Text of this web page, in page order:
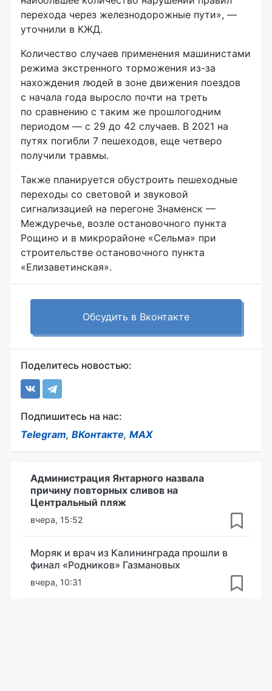
перехода через железнодорожные пути», —
уточнили в КЖД.
Количество случаев применения машинистами
режима экстренного торможения из-за
нахождения людей в зоне движения поездов
с начала года выросло почти на треть
по сравнению с таким же прошлогодним
периодом — с 29 до 42 случаев. В 2021 на
путях погибли 7 пешеходов, еще четверо
получили травмы.
Также планируется обустроить пешеходные
переходы со световой и звуковой
сигнализацией на перегоне Знаменск —
Междуречье, возле остановочного пункта
Рощино и в микрорайоне «Сельма» при
строительстве остановочного пункта
«Елизаветинская».
Обсудить в Вконтакте
Поделитесь новостью:
Подпишитесь на нас:
Telegram, ВКонтакте, MAX
Администрация Янтарного назвала
причину повторных сливов на
Центральный пляж
вчера, 15:52
Моряк и врач из Калининграда прошли в
финал «Родников» Газмановых
вчера, 10:31